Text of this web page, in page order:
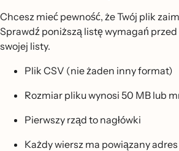
Chcesz mieć pewność, że Twój plik
Sprawdź poniższą listę wymagań
swojej listy.
Plik CSV (nie żaden inny format)
Rozmiar pliku wynosi 50 MB lub
Pierwszy rząd to nagłówki
Każdy wiersz ma powiązany